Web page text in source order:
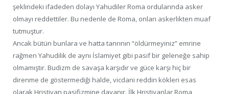
şeklindeki ifadeden dolayı Yahudiler Roma ordularında asker
olmayı reddettiler. Bu nedenle de Roma, onları askerlikten muaf
tutmuştur.
Ancak bütün bunlara ve hatta tanrının “öldürmeyiniz” emrine
rağmen Yahudilik de aynı İslamiyet gibi pasif bir geleneğe sahip
olmamıştır. Budizm de savaşa karşıdır ve güce karşı hiç bir
direnme de göstermediği halde, vicdani reddin kökleri esas
olarak Hristiyan pasifizmine dayanır. İlk Hristiyanlar Roma